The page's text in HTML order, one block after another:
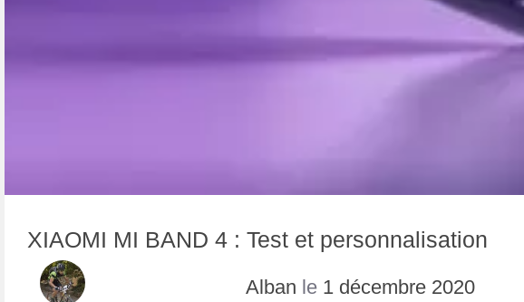
XIAOMI MI BAND 4 : Test et personnalisation
Alban le 1 décembre 2020